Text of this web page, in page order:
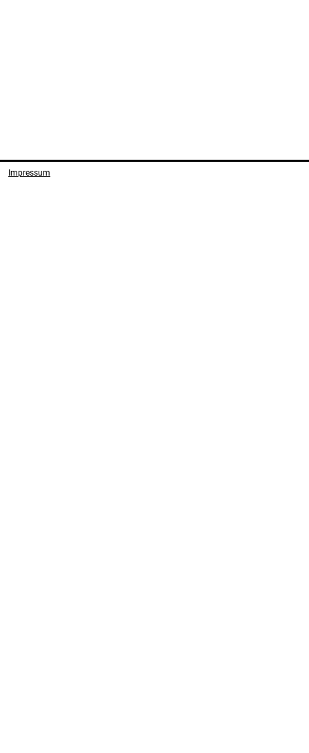
Impressum